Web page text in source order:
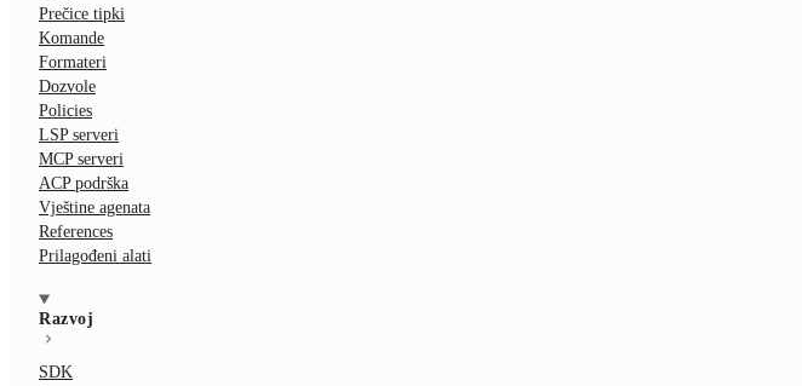
Prečice tipki
Komande
Formateri
Dozvole
Policies
LSP serveri
MCP serveri
ACP podrška
Vještine agenata
References
Prilagođeni alati
Razvoj
SDK